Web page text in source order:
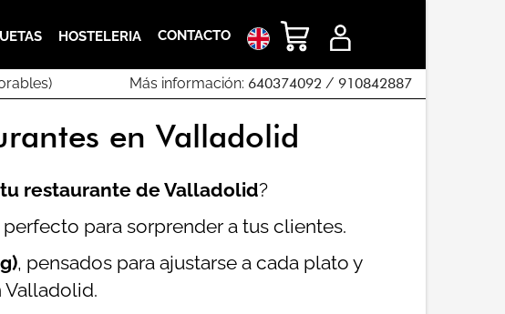
HOSTELERIA CONTACTO
Más información: 640374092 / 910842887
en Valladolid
restaurante de Valladolid?
para sorprender a tus clientes.
, pensados para ajustarse a cada plato y